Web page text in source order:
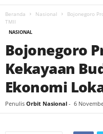
Beranda Nasional
Bojonegoro
TMII
NASIONAL
Bojonegoro
Kekayaan
Ekonomi
Penulis Orbit Nasional - 6